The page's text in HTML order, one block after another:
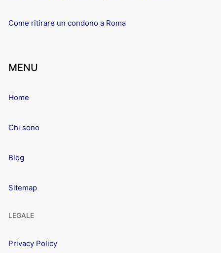
Come ritirare un condono a Roma
MENU
Home
Chi sono
Blog
Sitemap
LEGALE
Privacy Policy